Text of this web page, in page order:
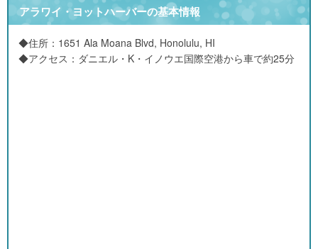
アラワイ・ヨットハーバーの基本情報
◆住所：1651 Ala Moana Blvd, Honolulu, HI
◆アクセス：ダニエル・K・イノウエ国際空港から車で約25分